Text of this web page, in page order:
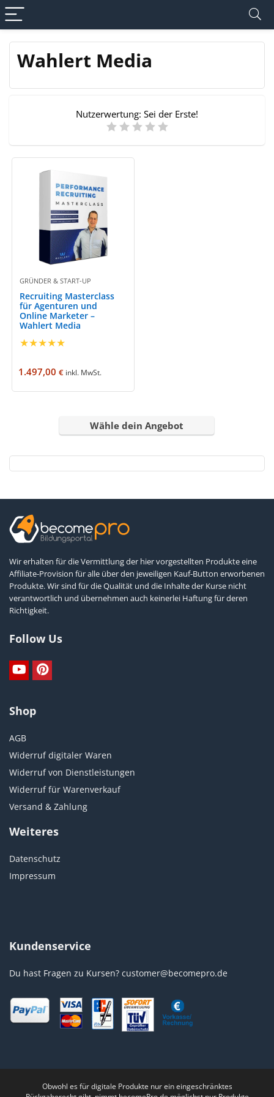
Wahlert Media
Nutzerwertung: Sei der Erste!
GRÜNDER & START-UP
Recruiting Masterclass
für Agenturen und
Online Marketer –
Wahlert Media
★★★★★
1.497,00€ inkl. MwSt.
Wähle dein Angebot
Wir erhalten für die Vermittlung der hier vorgestellten Produkte eine
Affiliate-Provision für alle über den jeweiligen Kauf-Button erworbenen
Produkte. Wir sind für die Qualität und die Inhalte der Kurse nicht
verantwortlich und übernehmen auch keinerlei Haftung für deren
Richtigkeit.
Follow Us
Shop
AGB
Widerruf digitaler Waren
Widerruf von Dienstleistungen
Widerruf für Warenverkauf
Versand & Zahlung
Weiteres
Datenschutz
Impressum
Kundenservice
Du hast Fragen zu Kursen? customer@becomepro.de
Obwohl es für digitale Produkte nur ein eingeschränktes